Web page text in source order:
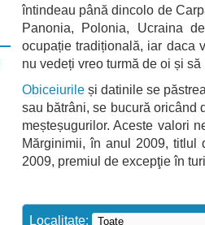
întindeau până dincolo de
Panonia, Polonia, Ucraina
ocupație tradițională, iar daca
nu vedeți vreo turmă de oi și
Obiceiurile și datinile se
sau bătrâni, se bucură oricând
meșteșugurilor. Aceste valori
Mărginimii, în anul 2009, titlul
2009, premiul de excepţie în
Localitate: